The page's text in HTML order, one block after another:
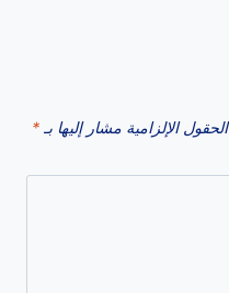
الحقول الإلزامية مشار إليها بـ *